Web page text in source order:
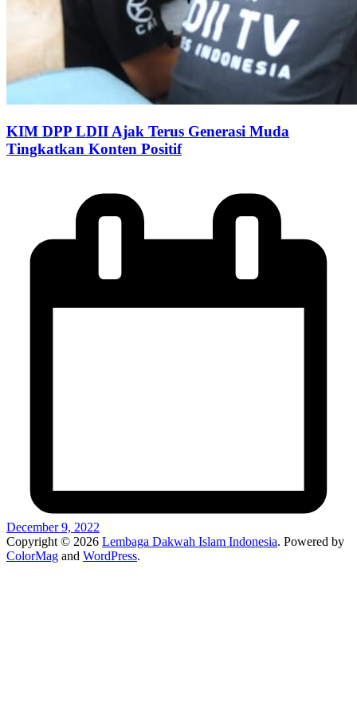
KIM DPP LDII Ajak Terus Generasi Muda
Tingkatkan Konten Positif
December 9, 2022
Copyright © 2026 Lembaga Dakwah Islam Indonesia. Powered by
ColorMag and WordPress.